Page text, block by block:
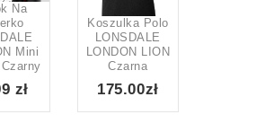
Na
Mini
zł
Koszulka Polo
LONSDALE
LONDON LION
Czarna
175.00zł